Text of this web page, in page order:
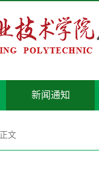
新闻通知
正文